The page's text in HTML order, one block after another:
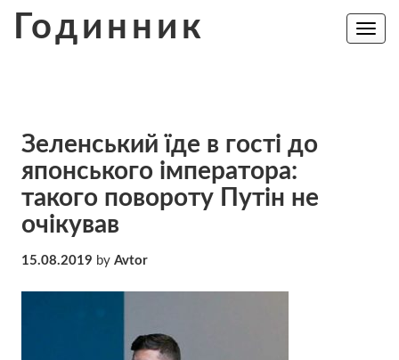
Годинник
Toggle
Зеленський їде в гості до
японського імператора:
такого повороту Путін не
очікував
15.08.2019 by Avtor